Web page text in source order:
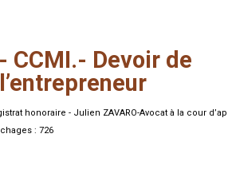
CCMI.- Devoir de
l’entrepreneur
honoraire - Julien ZAVARO-Avocat à la cour
: 726